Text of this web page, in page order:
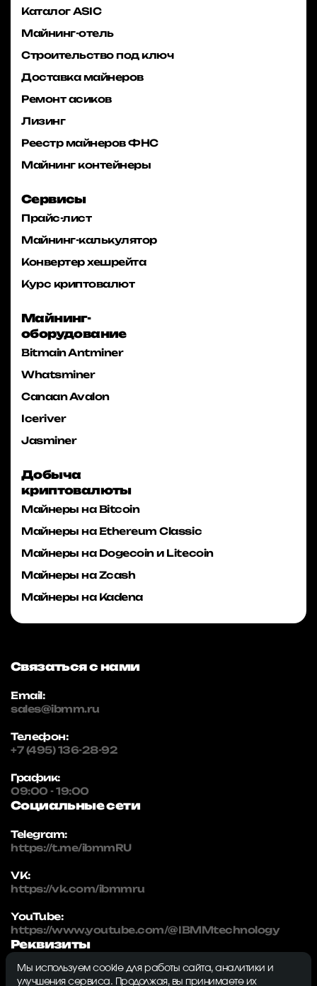
Каталог ASIC
Майнинг-отель
Строительство под ключ
Доставка майнеров
Ремонт асиков
Лизинг
Реестр майнеров ФНС
Майнинг контейнеры
Сервисы
Прайс-лист
Майнинг-калькулятор
Конвертер хешрейта
Курс криптовалют
Майнинг-
оборудование
Bitmain Antminer
Whatsminer
Canaan Avalon
Iceriver
Jasminer
Добыча
криптовалюты
Майнеры на Bitcoin
Майнеры на Ethereum Classic
Майнеры на Dogecoin и Litecoin
Майнеры на Zcash
Майнеры на Kadena
Связаться с нами
Email:
sales@ibmm.ru
Телефон:
+7 (495) 136-28-92
График:
09:00 - 19:00
Социальные сети
Telegram:
https://t.me/ibmmRU
VK:
https://vk.com/ibmmru
YouTube:
https://www.youtube.com/@IBMMtechnology
Реквизиты
IBMM | technology
Мы используем cookie для работы сайта, аналитики и
улучшения сервиса. Продолжая, вы принимаете их